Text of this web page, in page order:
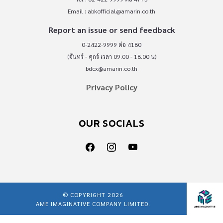
Email : abkofficial@amarin.co.th
Report an issue or send feedback
0-2422-9999 ต่อ 4180
(จันทร์ - ศุกร์ เวลา 09.00 - 18.00 น)
bdcx@amarin.co.th
Privacy Policy
OUR SOCIALS
© COPYRIGHT 2026
AME IMAGINATIVE COMPANY LIMITED.